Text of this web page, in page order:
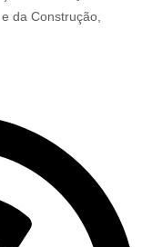
da Construção,